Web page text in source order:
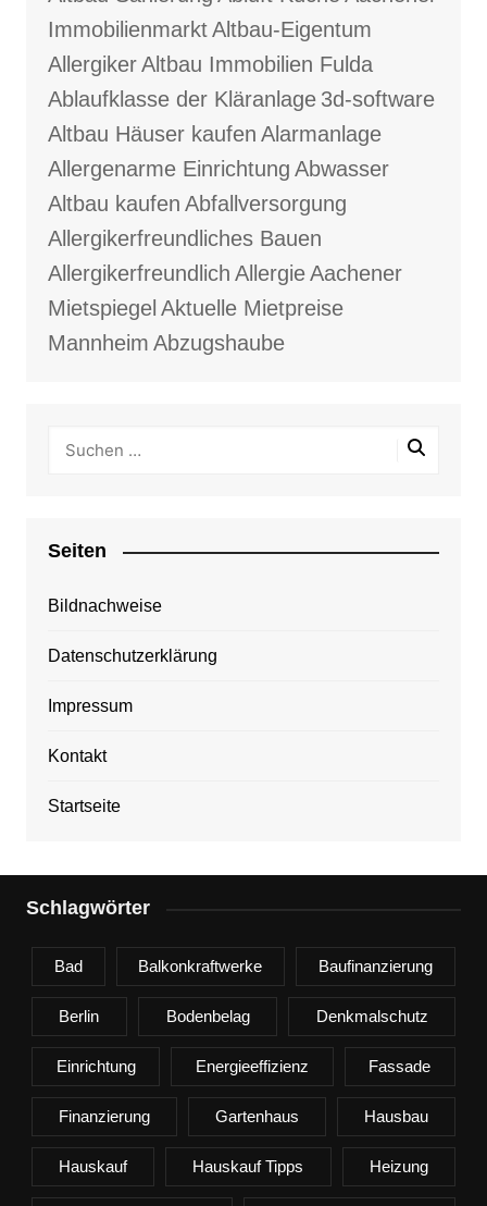
ImmobilienmarktAltbau-Eigentum
AllergikerAltbau Immobilien Fulda
Ablaufklasse der Kläranlage 3d-software
Altbau Häuser kaufen Alarmanlage
Allergenarme Einrichtung Abwasser
Altbau kaufen Abfallversorgung
Allergikerfreundliches Bauen
Allergikerfreundlich AllergieAachener
Mietspiegel Aktuelle Mietpreise
Mannheim Abzugshaube
Seiten
Bildnachweise
Datenschutzerklärung
Impressum
Kontakt
Startseite
Schlagwörter
Bad Balkonkraftwerke Baufinanzierung
Berlin Bodenbelag Denkmalschutz
Einrichtung Energieeffizienz Fassade
Finanzierung Gartenhaus Hausbau
Hauskauf Hauskauf Tipps Heizung